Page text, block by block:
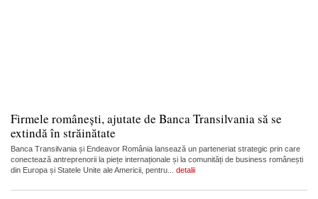
Firmele românești, ajutate de Banca Transilvania să se
extindă în străinătate
Banca Transilvania și Endeavor România lansează un parteneriat strategic prin care
conectează antreprenorii la piețe internaționale și la comunități de business românești
din Europa și Statele Unite ale Americii, pentru... detalii